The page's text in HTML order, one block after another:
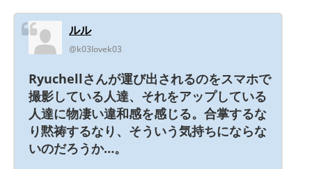
ルル
@k03lovek03
Ryuchellさんが運び出されるのをスマホで
撮影している人達、それをアップしている
人達に物凄い違和感を感じる。合掌するな
り黙祷するなり、そういう気持ちにならな
いのだろうか…。